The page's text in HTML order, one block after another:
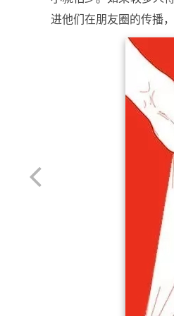
进他们在朋友圈的传播